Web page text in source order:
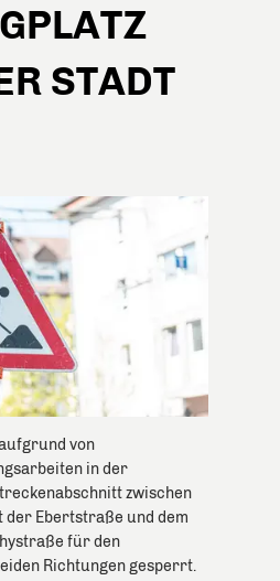
STADT
von
in der
zwischen
der Ebertstraße und dem
für den
Richtungen gesperrt.